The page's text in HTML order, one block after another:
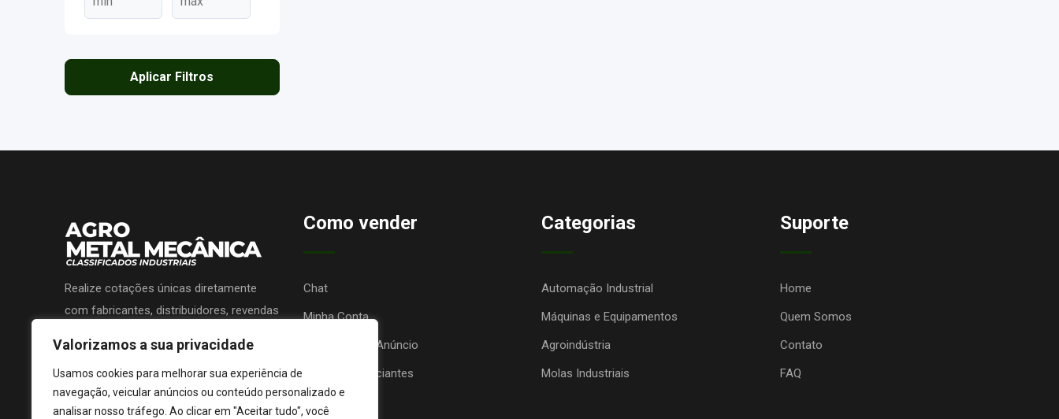
Valorizamos a sua privacidade
Usamos cookies para melhorar sua experiência de
navegação, veicular anúncios ou conteúdo personalizado e
analisar nosso tráfego. Ao clicar em "Aceitar tudo", você
Aplicar Filtros
Realize cotações únicas diretamente
com fabricantes, distribuidores, revendas
propostas sem nenhum custo!
Como vender
Chat
Minha Conta
Promova seu Anúncio
Lojas de anunciantes
Categorias
Automação Industrial
Máquinas e Equipamentos
Agroindústria
Molas Industriais
Suporte
Home
Quem Somos
Contato
FAQ